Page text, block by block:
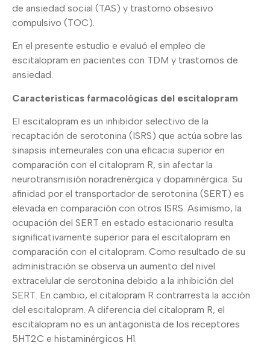
de ansiedad social (TAS) y trastorno obsesivo
compulsivo (TOC).
En el presente estudio e evaluó el empleo de
escitalopram en pacientes con TDM y trastornos de
ansiedad.
Características farmacológicas del escitalopram
El escitalopram es un inhibidor selectivo de la
recaptación de serotonina (ISRS) que actúa sobre las
sinapsis interneurales con una eficacia superior en
comparación con el citalopram R, sin afectar la
neurotransmisión noradrenérgica y dopaminérgica. Su
afinidad por el transportador de serotonina (SERT) es
elevada en comparación con otros ISRS. Asimismo, la
ocupación del SERT en estado estacionario resulta
significativamente superior para el escitalopram en
comparación con el citalopram. Como resultado de su
administración se observa un aumento del nivel
extracelular de serotonina debido a la inhibición del
SERT. En cambio, el citalopram R contrarresta la acción
del escitalopram. A diferencia del citalopram R, el
escitalopram no es un antagonista de los receptores
5HT2C e histaminérgicos H1.